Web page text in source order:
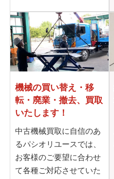
機械の買い替え・移
転・ 廃業・撤去、買取
いたします！
中古機械買取に自信のあ
るパシオリユースでは、
お客様のご要望に合わせ
て各種ご対応させていた